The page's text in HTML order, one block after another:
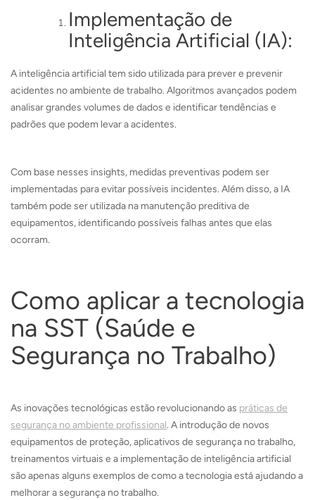
Implementação de
Inteligência Artificial (IA):
A inteligência artificial tem sido utilizada para prever e prevenir
acidentes no ambiente de trabalho. Algoritmos avançados podem
analisar grandes volumes de dados e identificar tendências e
padrões que podem levar a acidentes.
Com base nesses insights, medidas preventivas podem ser
implementadas para evitar possíveis incidentes. Além disso, a IA
também pode ser utilizada na manutenção preditiva de
equipamentos, identificando possíveis falhas antes que elas
ocorram.
Como aplicar a tecnologia
na SST (Saúde e
Segurança no Trabalho)
As inovações tecnológicas estão revolucionando as práticas de
segurança no ambiente profissional. A introdução de novos
equipamentos de proteção, aplicativos de segurança no trabalho,
treinamentos virtuais e a implementação de inteligência artificial
são apenas alguns exemplos de como a tecnologia está ajudando a
melhorar a segurança no trabalho.